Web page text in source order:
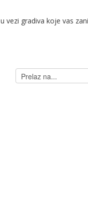
vezi gradiva koje vas
Prelaz
na...